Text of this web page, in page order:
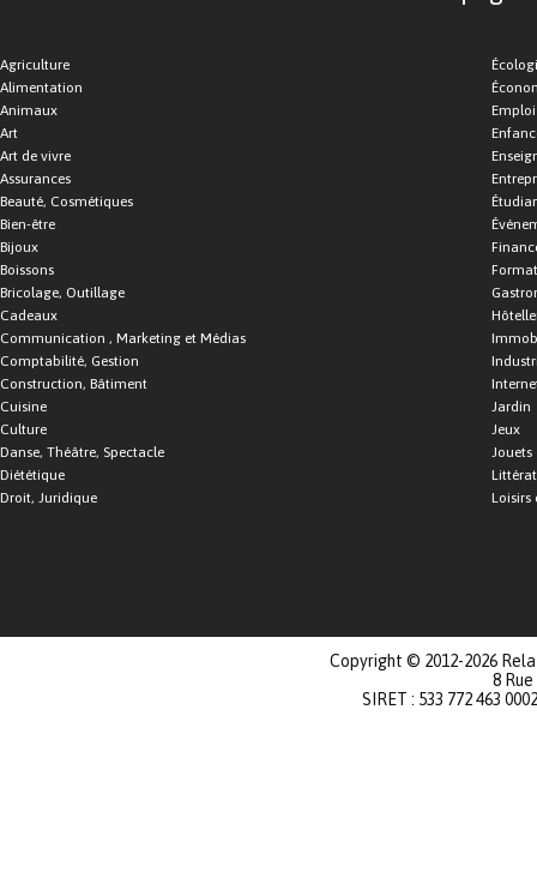
Agriculture
Alimentation
Animaux
Art
Art de vivre
Assurances
Beauté, Cosmétiques
Bien-être
Bijoux
Boissons
Bricolage, Outillage
Cadeaux
Communication , Marketing et Médias
Comptabilité, Gestion
Construction, Bâtiment
Cuisine
Culture
Danse, Théâtre, Spectacle
Diététique
Droit, Juridique
Emploi
Jardin
Jeux
Jouets
Loisirs
Copyright © 2012-2026
8
SIRET : 533 772 463